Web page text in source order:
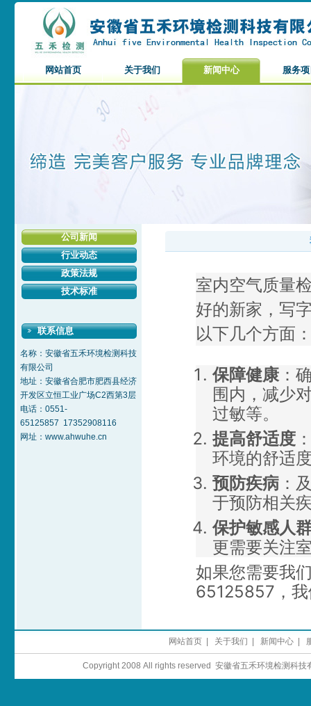
网站首页 关于我们 新闻中心 服务
公司新闻
行业动态
政策法规
技术标准
联系信息
名称：安徽省五禾环境检测科技
有限公司
地址：安徽省合肥市肥西县经济
开发区立恒工业广场C2西第3层
电话：0551-
65125857 17352908116
网址：www.ahwuhe.cn
室内空气质量
好的新家，写
以下几个方面
保障健康：
围内，减少
过敏等。
提高舒适度
环境的舒适
预防疾病 ：
于预防相关
保护敏感人
更需要关注
如果您需要我
65125857，
网站首页| 关于我们 新闻中心|
Copyright 2008 All rights reserved 安徽省五禾环境检测科技